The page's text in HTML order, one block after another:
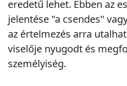
eredetű lehet. Ebben az
jelentése "a csendes"
az értelmezés arra
viselője nyugodt és
személyiség.